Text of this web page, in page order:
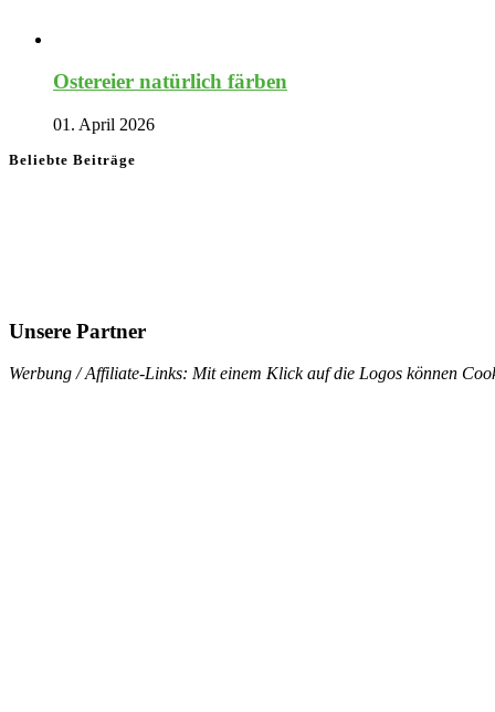
Ostereier natürlich färben
01. April 2026
Beliebte Beiträge
Unsere Partner
Werbung / Affiliate-Links: Mit einem Klick auf die Logos können